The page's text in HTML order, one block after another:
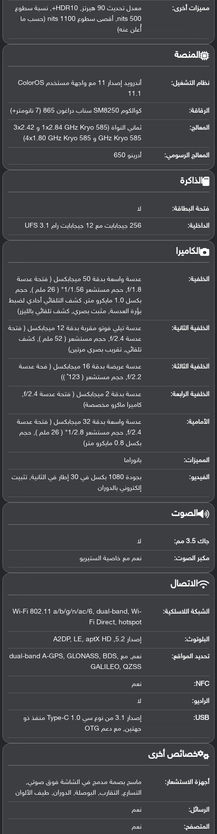
مميزات أخرى:
معدل تحديث 90 هيرتز, HDR10+, نسبة سطوع
500 nits, أقصى سطوع 1100 nits (حسب ما
أُعلن عنه)
المنصة
نظام التشغيل:
أندرويد إصدار 11 مع واجهة مستخدم ColorOS
11.1
الرقاقة: كوالكوم SM8250 سناب دراغون 865 (7 نانومتر+)
المعالج:
ثماني النواة (1x2.84 GHz Kryo 585 و 3x2.42
GHz Kryo 585 و 4x1.80 GHz Kryo 585)
المعالج الرسومي: أدرينو 650
الذاكرة
فتحة البطاقة: لا
الداخلية: 256 جيجابايت مع 12 جيجابايت رام UFS 3.1
الكاميرا
الخلفية:
عدسة واسعة بدقة 50 ميجابكسل ( فتحة عدسة
f/1.8, حجم مستشعر 1/1.56" ( 26 ملم ), حجم
بكسل 1.0 مايكرو متر, كشف التلقائي أحادي لضبط
بؤرة العدسة, مثبت بصري, كشف تلقائي بالليزر)
الخلفية الثانية:
عدسة تيلي فوتو مقربة بدقة 12 ميجابكسل ( فتحة
عدسة f/2.4, حجم مستشعر ( 52 ملم ), كشف
تلقائي, تقريب بصري مرتين)
الخلفية الثالثة:
عدسة عريضة بدقة 16 ميجابكسل ( فحة عدسة
f/2.2, حجم مستشعر ( 123˚ ))
الخلفية الرابعة:
عدسة بدقة 2 ميجابكسل ( فتحة عدسة f/2.4,
كاميرا ماكرو مخصصة)
الأمامية:
عدسة واسعة بدقة 32 ميجابكسل ( فتحة عدسة
f/2.4, حجم مستشعر 1/2.8" ( 26 ملم ), حجم
بكسل 0.8 مايكرو متر)
المميزات: بانوراما
الفيديو:
بجودة 1080 بكسل في 30 إطار في الثانية, تثبيت
إلكتروني بالدوران
الصوت
جاك 3.5 مم: لا
مكبر الصوت: نعم مع خاصية الستيريو
الاتصال
الشبكة اللاسلكية:
Wi-Fi 802.11 a/b/g/n/ac/6, dual-band, Wi-
Fi Direct, hotspot
البلوتوث: إصدار 5.2, A2DP, LE, aptX HD
تحديد المواقع:
نعم, مع dual-band A-GPS, GLONASS, BDS,
GALILEO, QZSS
NFC
: نعم
الراديو: لا
USB
:
إصدار 3.1 من نوع سي Type-C 1.0 منفذ ذو
جهتين, مع دعم OTG
خصائص أخرى
أجهزة الاستشعار:
ماسح بصمة مدمج في الشاشة فوق صوتي,
التسارع, التقارب, البوصلة, الدوران, طيف الألوان
الرسائل: نعم
المتصفح: نعم